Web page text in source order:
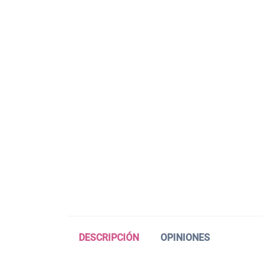
DESCRIPCIÓN OPINIONES